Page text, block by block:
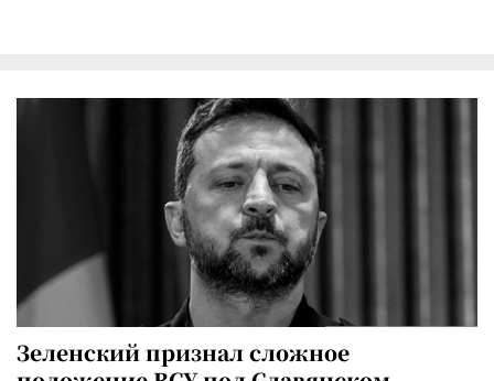
Зеленский признал сложное